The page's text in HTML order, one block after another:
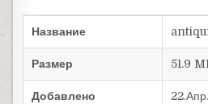
Название
Размер 51.9
Добавлено